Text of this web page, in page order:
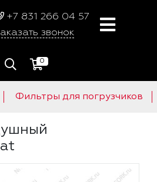
+7 831 266 04 57
звонок
0
Фильтры для погрузчиков